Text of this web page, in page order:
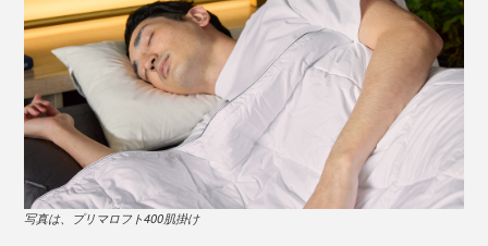
写真は、プリマロフト400肌掛け